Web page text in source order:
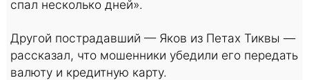
спал несколько дней».
Другой пострадавший — Яков из Петах Тиквы —
рассказал, что мошенники убедили его передать
валюту и кредитную карту.